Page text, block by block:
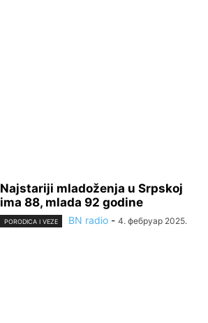
Najstariji mladoženja u Srpskoj
ima 88, mlada 92 godine
PORODICA I VEZE BN radio - 4. фебруар 2025.